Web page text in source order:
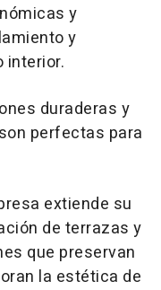
y
y
interior.
duraderas y
perfectas para
extiende su
de terrazas y
que preservan
la estética de